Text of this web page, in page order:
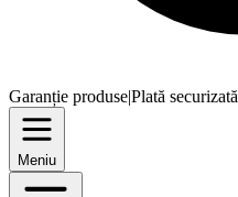
Garanție produse|Plată securizată
Meniu